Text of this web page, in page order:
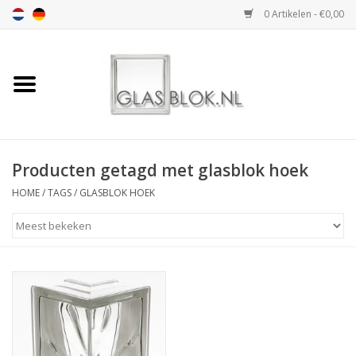
0 Artikelen - €0,00
Home
DESIGN COLLECTION
COLLECTION
VERWERKING
AFMETING
Producten getagd met glasblok hoek
HOME/TAGS/ GLASBLOK HOEK